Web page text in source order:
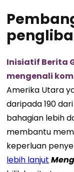
Inisiatif Berita
mengenali
Amerika Utara
daripada 190
bahagian lebih
membantu
keperluan
lebih lanjut